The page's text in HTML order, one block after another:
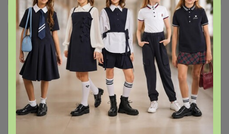
Описание
Условия участия
Ключевые даты
История проведённых выкупов